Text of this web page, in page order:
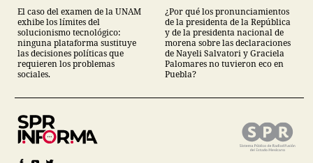
El caso del examen de la UNAM
exhibe los límites del
solucionismo tecnológico:
ninguna plataforma sustituye
las decisiones políticas que
requieren los problemas
sociales.
¿Por qué los pronunciamientos
de la presidenta de la República
y de la presidenta nacional de
morena sobre las declaraciones
de Nayeli Salvatori y Graciela
Palomares no tuvieron eco en
Puebla?